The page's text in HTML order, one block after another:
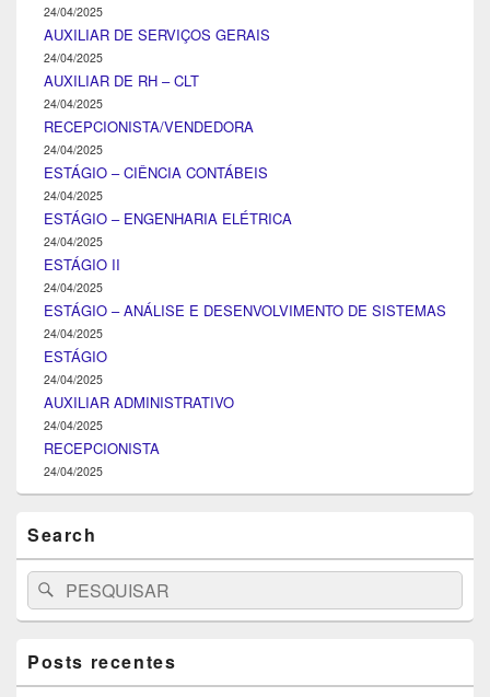
24/04/2025
AUXILIAR DE SERVIÇOS GERAIS
24/04/2025
AUXILIAR DE RH – CLT
24/04/2025
RECEPCIONISTA/VENDEDORA
24/04/2025
ESTÁGIO – CIÊNCIA CONTÁBEIS
24/04/2025
ESTÁGIO – ENGENHARIA ELÉTRICA
24/04/2025
ESTÁGIO II
24/04/2025
ESTÁGIO – ANÁLISE E DESENVOLVIMENTO DE SISTEMAS
24/04/2025
ESTÁGIO
24/04/2025
AUXILIAR ADMINISTRATIVO
24/04/2025
RECEPCIONISTA
24/04/2025
Search
Search
for:
Pesquisar
Posts recentes